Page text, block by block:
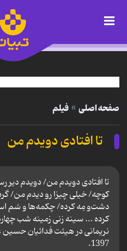
صفحه اصلی فیلم
تا افتادی دویدم من
تا افتادی دویدم من/ دویدم دیر
کوچه/ خیلی چیزا رو دیدم من/
دشت‌و مِه کرده/ چکمه‌ها و سُم
کرده ... سینه زنی زمینه شب
نریمانی در هیئت فدائیان
1397.